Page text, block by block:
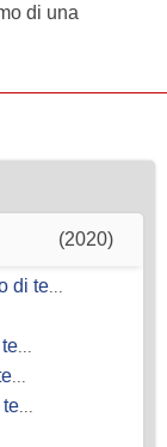
di una
(2020)
di te
te